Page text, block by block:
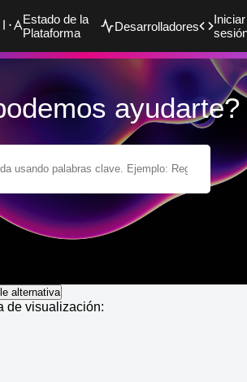
Estado de la
Plataforma
Desarrolladores
Iniciar
ayudarte?
alternativa
de visualización: